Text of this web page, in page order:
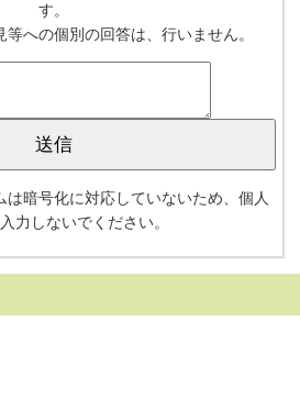
す。
への個別の回答は、行いません。
は暗号化に対応していないため、個人
力しないでください。